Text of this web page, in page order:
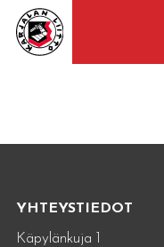
YHTEYSTIEDOT
Käpylänkuja 1